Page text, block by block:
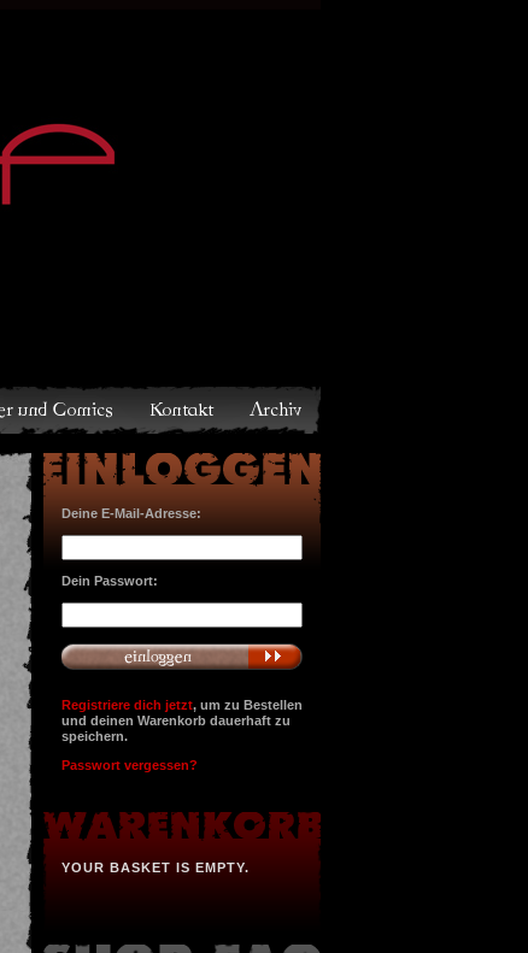
Archiv
Deine E-Mail-Adresse:
Dein Passwort:
Registriere dich jetzt, um zu Bestellen
und deinen Warenkorb dauerhaft zu
speichern.
Passwort vergessen?
YOUR BASKET IS EMPTY.